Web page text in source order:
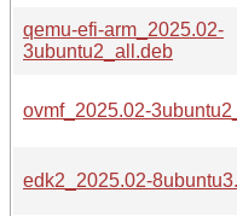
qemu-efi-arm_2025.02-
3ubuntu2_all.deb
ovmf_2025.02-
edk2_2025.02-